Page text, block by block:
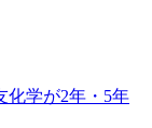
化学が2年・5年